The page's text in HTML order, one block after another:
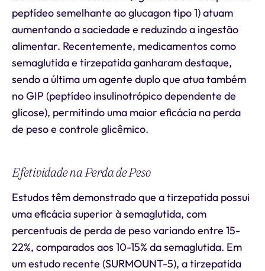
peptídeo semelhante ao glucagon tipo 1) atuam
aumentando a saciedade e reduzindo a ingestão
alimentar. Recentemente, medicamentos como
semaglutida e tirzepatida ganharam destaque,
sendo a última um agente duplo que atua também
no GIP (peptídeo insulinotrópico dependente de
glicose), permitindo uma maior eficácia na perda
de peso e controle glicêmico.
Efetividade na Perda de Peso
Estudos têm demonstrado que a tirzepatida possui
uma eficácia superior à semaglutida, com
percentuais de perda de peso variando entre 15-
22%, comparados aos 10-15% da semaglutida. Em
um estudo recente (SURMOUNT-5), a tirzepatida